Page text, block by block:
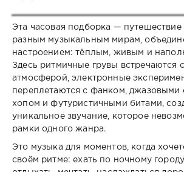
Эта часовая подборка —
разным музыкальным мирам,
настроением: тёплым, живым и
Здесь ритмичные грувы встречаются
атмосферой, электронные
переплетаются с фанком, джазовыми
хопом и футуристичными битами,
уникальное звучание, которое
рамки одного жанра.
Это музыка для моментов, когда
своём ритме: ехать по ночному